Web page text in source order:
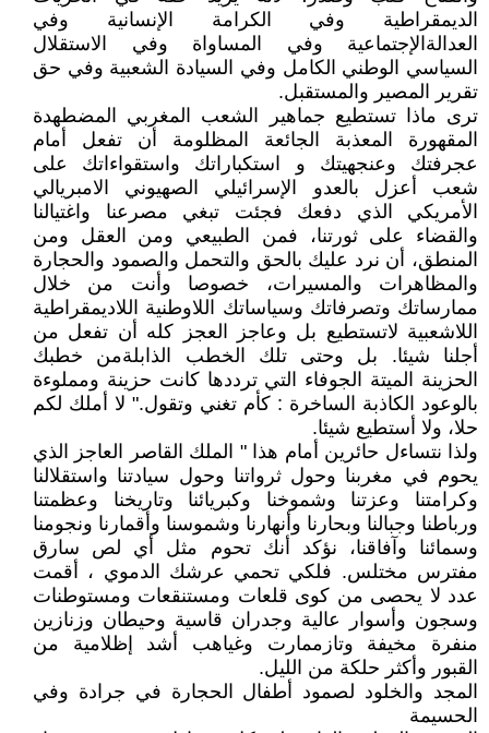
الديمقراطية وفي الكرامة الإنسانية وفي
العدالةالإجتماعية وفي المساواة وفي الاستقلال
السياسي الوطني الكامل وفي السيادة الشعبية وفي حق
تقرير المصير والمستقبل.
ترى ماذا تستطيع جماهير الشعب المغربي المضطهدة
المقهورة المعذبة الجائعة المظلومة أن تفعل أمام
عجرفتك وعنجهيتك و استكباراتك واستقواءاتك على
شعب أعزل بالعدو الإسرائيلي الصهيوني الامبريالي
الأمريكي الذي دفعك فجئت تبغي مصرعنا واغتيالنا
والقضاء على ثورتنا، فمن الطبيعي ومن العقل ومن
المنطق، أن نرد عليك بالحق والتحمل والصمود والحجارة
والمظاهرات والمسيرات، خصوصا وأنت من خلال
ممارساتك وتصرفاتك وسياساتك اللاوطنية اللاديمقراطية
اللاشعبية لاتستطيع بل وعاجز العجز كله أن تفعل من
أجلنا شيئا. بل وحتى تلك الخطب الذابلةمن خطبك
الحزينة الميتة الجوفاء التي ترددها كانت حزينة ومملوءة
بالوعود الكاذبة الساخرة : كأم تغني وتقول." لا أملك لكم
حلا، ولا أستطيع شيئا.
ولذا نتساءل حائرين أمام هذا " الملك القاصر العاجز الذي
يحوم في مغربنا وحول ثرواتنا وحول سيادتنا واستقلالنا
وكرامتنا وعزتنا وشموخنا وكبريائنا وتاريخنا وعظمتنا
ورباطنا وجبالنا وبحارنا وأنهارنا وشموسنا وأقمارنا ونجومنا
وسمائنا وآفاقنا، نؤكد أنك تحوم مثل أي لص سارق
مفترس مختلس. فلكي تحمي عرشك الدموي ، أقمت
عدد لا يحصى من كوى قلعات ومستنقعات ومستوطنات
وسجون وأسوار عالية وجدران قاسية وحيطان وزنازين
منفرة مخيفة وتازممارت وغياهب أشد إظلامية من
القبور وأكثر حلكة من الليل.
المجد والخلود لصمود أطفال الحجارة في جرادة وفي
الحسيمة